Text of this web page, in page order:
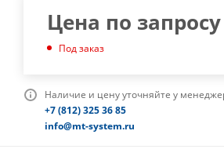
Цена по запросу
Под заказ
Наличие и цену уточняйте у
+7 (812) 325 36 85
info@mt-system.ru